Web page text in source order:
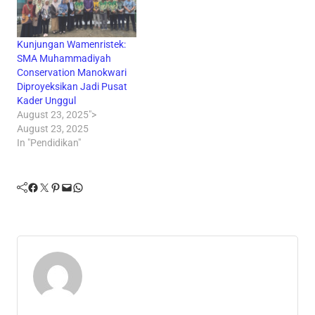
Kunjungan Wamenristek:
SMA Muhammadiyah
Conservation Manokwari
Diproyeksikan Jadi Pusat
Kader Unggul
August 23, 2025">
August 23, 2025
In "Pendidikan"
Facebook Twitter Pinterest Mail WhatsApp